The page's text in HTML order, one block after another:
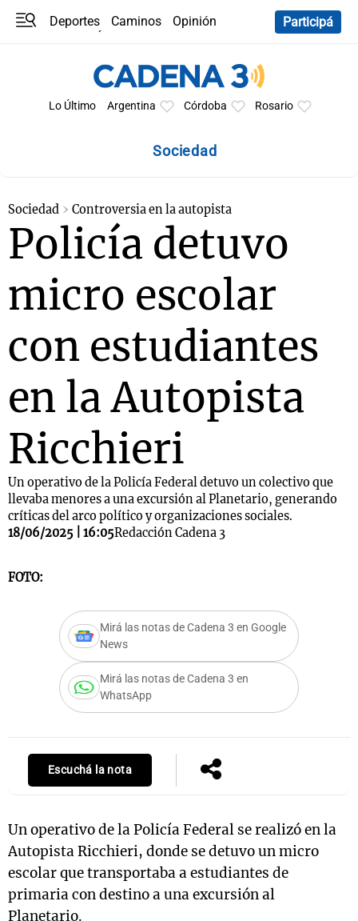
Deportes Caminos
Opinión
Participá
Lo Último Argentina Córdoba Rosario
Sociedad
Sociedad Controversia en la autopista
Policía detuvo
micro escolar
con estudiantes
en la Autopista
Ricchieri
Un operativo de la Policía Federal detuvo un colectivo que
llevaba menores a una excursión al Planetario, generando
críticas del arco político y organizaciones sociales.
18/06/2025 | 16:05Redacción Cadena 3
FOTO:
Mirá las notas de Cadena 3 en Google
News
Mirá las notas de Cadena 3 en
WhatsApp
Escuchá la nota
Un operativo de la Policía Federal se realizó en la
Autopista Ricchieri, donde se detuvo un micro
escolar que transportaba a estudiantes de
primaria con destino a una excursión al
Planetario.
Mundial 2026
La Sole en
Cadena 3